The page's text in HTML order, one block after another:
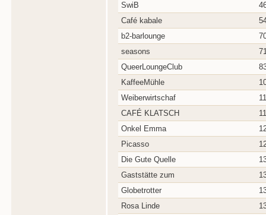
SwiB
Café kabale
b2-barlounge
seasons
QueerLoungeClub
KaffeeMühle
Weiberwirtschaf
CAFÉ KLATSCH
Onkel Emma
Picasso
Die Gute Quelle
Gaststätte zum
Globetrotter
Rosa Linde